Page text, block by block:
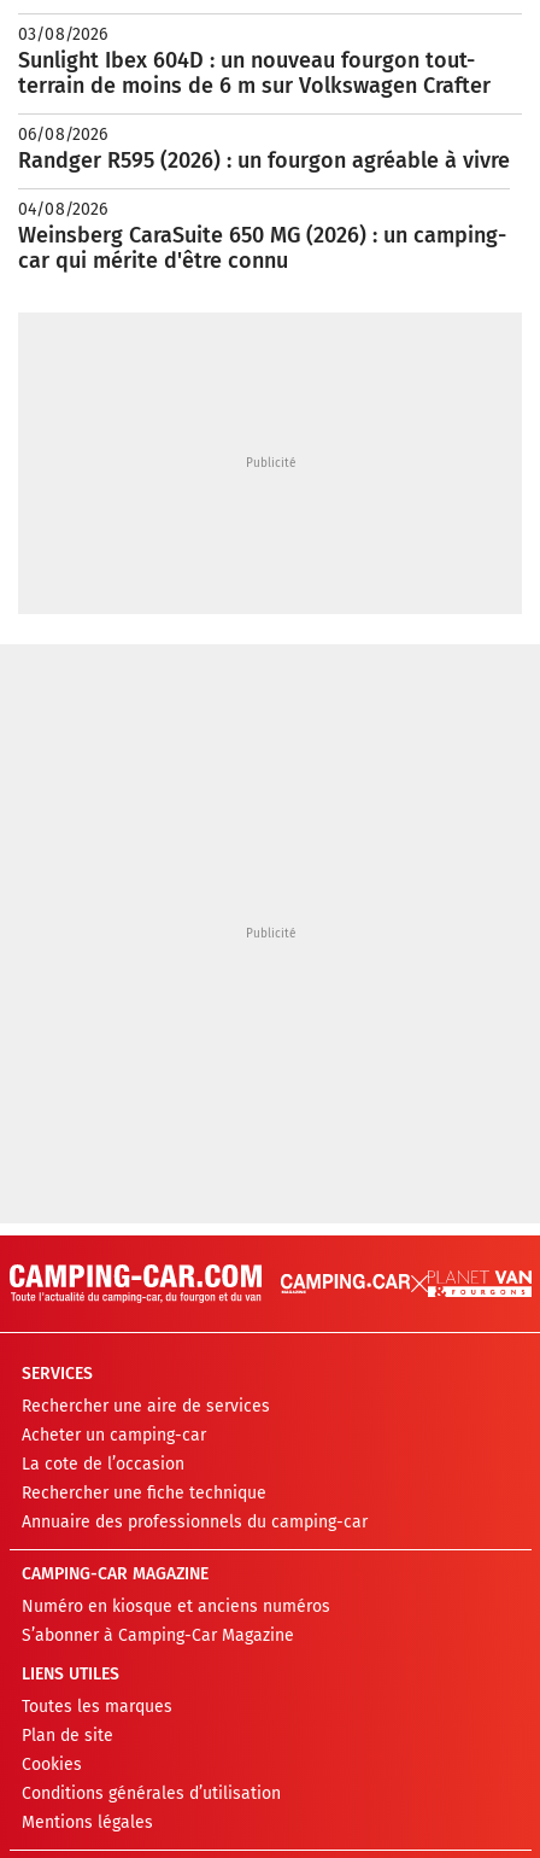
03/08/2026
Sunlight Ibex 604D : un nouveau fourgon tout-
terrain de moins de 6 m sur Volkswagen Crafter
06/08/2026
Randger R595 (2026) : un fourgon agréable à vivre
04/08/2026
Weinsberg CaraSuite 650 MG (2026) : un camping-
car qui mérite d'être connu
SERVICES
Rechercher une aire de services
Acheter un camping-car
La cote de l’occasion
Rechercher une fiche technique
Annuaire des professionnels du camping-car
CAMPING-CAR MAGAZINE
Numéro en kiosque et anciens numéros
S’abonner à Camping-Car Magazine
LIENS UTILES
Toutes les marques
Plan de site
Cookies
Conditions générales d’utilisation
Mentions légales